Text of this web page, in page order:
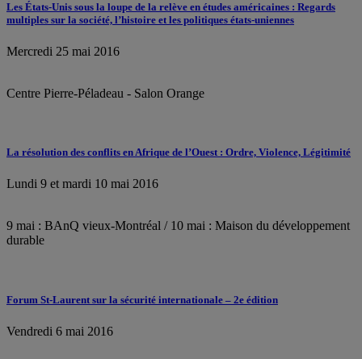
Les États-Unis sous la loupe de la relève en études américaines : Regards
multiples sur la société, l’histoire et les politiques états-uniennes
Mercredi 25 mai 2016
Centre Pierre-Péladeau - Salon Orange
La résolution des conflits en Afrique de l’Ouest : Ordre, Violence, Légitimité
Lundi 9 et mardi 10 mai 2016
9 mai : BAnQ vieux-Montréal / 10 mai : Maison du développement
durable
Forum St-Laurent sur la sécurité internationale – 2e édition
Vendredi 6 mai 2016